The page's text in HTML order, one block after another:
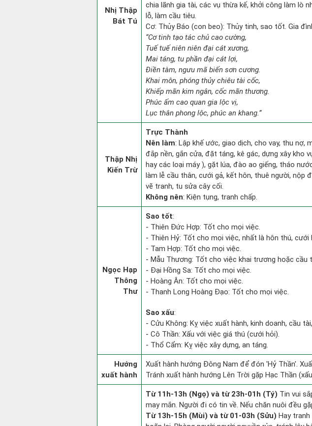
Nhị Thập
Bát Tú
chia lãnh gia tài, các vụ thừa kế, khởi công làm lò
lỗ, làm cầu tiêu.
Cơ: Thủy Báo (con beo): Thủy tinh, sao tốt. Gia
“Cơ tinh tạo tác chủ cao cường,
Tuế tuế niên niên đại cát xương,
Mai táng, tu phần đại cát lợi,
Điền tàm, ngưu mã biến sơn cương.
Khai môn, phóng thủy chiêu tài cốc,
Khiếp mãn kim ngân, cốc mãn thương.
Phúc ấm cao quan gia lộc vị,
Lục thân phong lộc, phúc an khang.”
Thập Nhị
Kiến Trừ
Trực Thành
Nên làm: Lập khế ước, giao dịch, cho vay, thu nợ,
đắp nền, gắn cửa, đặt táng, kê gác, dựng xây kho
hay các loại máy ), gặt lúa, đào ao giếng, tháo
làm lễ cầu thân, cưới gả, kết hôn, thuê người, nộp
vẽ tranh, tu sửa cây cối.
Không nên: Kiện tụng, tranh chấp.
Ngọc Hạp
Thông
Thư
Sao tốt:
- Thiên Đức Hợp: Tốt cho mọi việc.
- Thiên Hỷ: Tốt cho mọi việc, nhất là hôn thú, cưới
- Tam Hợp: Tốt cho mọi việc.
- Mẫu Thương: Tốt cho việc khai trương hoặc cầu
- Đại Hồng Sa: Tốt cho mọi việc.
- Hoàng Ân: Tốt cho mọi việc.
- Thanh Long Hoàng Đạo: Tốt cho mọi việc.
Sao xấu:
- Cửu Không: Kỵ việc xuất hành, kinh doanh, cầu
- Cô Thần: Xấu với việc giá thú (cưới hỏi).
- Thổ Cẩm: Kỵ việc xây dựng, an táng.
Hướng
xuất hành
Xuất hành hướng Đông Nam để đón 'Hỷ Thần'.
Tránh xuất hành hướng Lên Trời gặp Hạc Thần
Từ 11h-13h (Ngọ) và từ 23h-01h (Tý) Tin vui
may mắn. Người đi có tin về. Nếu chăn nuôi đều
Từ 13h-15h (Mùi) và từ 01-03h (Sửu) Hay